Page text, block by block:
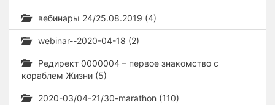
вебинары 24/25.08.2019 (4)
webinar--2020-04-18 (2)
Редирект 0000004 – первое знакомство с
кораблем Жизни (5)
2020-03/04-21/30-marathon (110)